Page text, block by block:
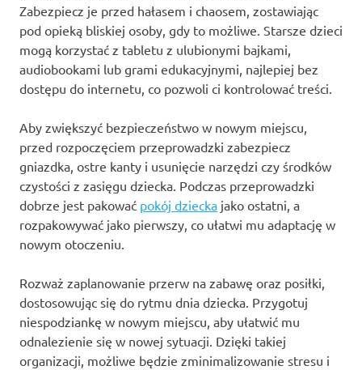
Zabezpiecz je przed hałasem i chaosem, zostawiając
pod opieką bliskiej osoby, gdy to możliwe. Starsze dzieci
mogą korzystać z tabletu z ulubionymi bajkami,
audiobookami lub grami edukacyjnymi, najlepiej bez
dostępu do internetu, co pozwoli ci kontrolować treści.
Aby zwiększyć bezpieczeństwo w nowym miejscu,
przed rozpoczęciem przeprowadzki zabezpiecz
gniazdka, ostre kanty i usunięcie narzędzi czy środków
czystości z zasięgu dziecka. Podczas przeprowadzki
dobrze jest pakować pokój dziecka jako ostatni, a
rozpakowywać jako pierwszy, co ułatwi mu adaptację w
nowym otoczeniu.
Rozważ zaplanowanie przerw na zabawę oraz posiłki,
dostosowując się do rytmu dnia dziecka. Przygotuj
niespodziankę w nowym miejscu, aby ułatwić mu
odnalezienie się w nowej sytuacji. Dzięki takiej
organizacji, możliwe będzie zminimalizowanie stresu i